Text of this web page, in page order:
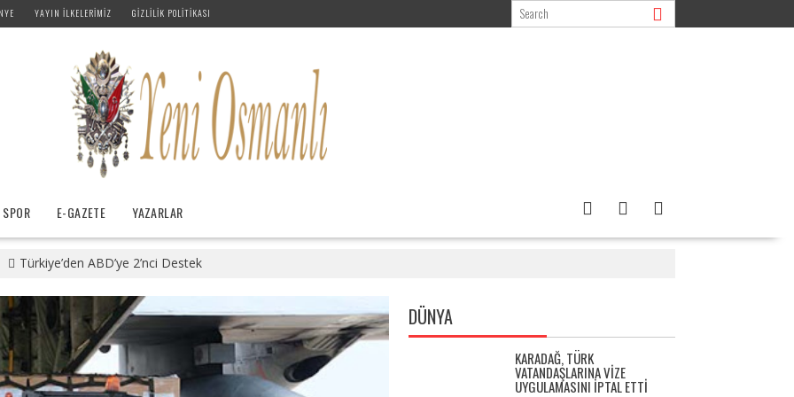
YAYIN İLKELERIMIZ GIZLILIK POLITIKASI
SPOR E-GAZETE YAZARLAR
Türkiye’den ABD’ye 2’nci Destek
DÜNYA
KARADAĞ, TÜRK
VATANDAŞLARINA VIZE
UYGULAMASINI IPTAL ETTI